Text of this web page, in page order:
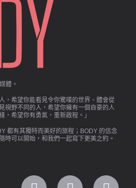
體。
，希望你能看見令你驚嘆的世界、體會從
視野不同的人，希望你擁有一個自豪的人
，希望你有勇氣，重新啟程。」
都有其獨特而美好的旅程；BODY 的信念
時可以開始，和我們一起寫下更美之約。